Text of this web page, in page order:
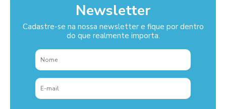
Newsletter
Cadastre-se na nossa newsletter e fique por dentro
do que realmente importa.